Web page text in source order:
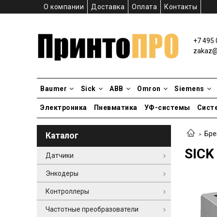
О компании Доставка Оплата Контакты
+7 495
Baumer Sick ABB Omron Siemens
Электроника Пневматика УФ-системы
Каталог
Датчики
Энкодеры
Контроллеры
Частотные преобразователи